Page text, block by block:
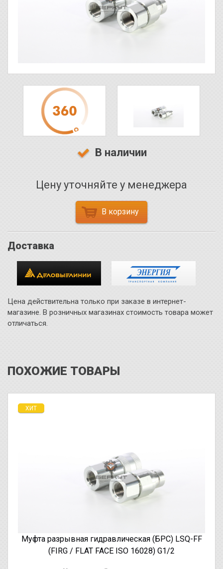
В наличии
Цену уточняйте у менеджера
В корзину
Доставка
Цена действительна только при заказе в интернет-
магазине. В розничных магазинах стоимость товара может
отличаться.
ПОХОЖИЕ ТОВАРЫ
ХИТ
Муфта разрывная гидравлическая (БРС) LSQ-FF
(FIRG / FLAT FACE ISO 16028) G1/2